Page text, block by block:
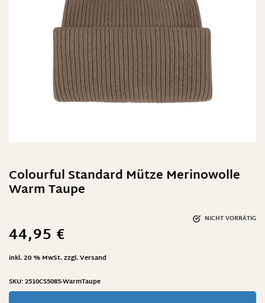
Colourful Standard Mütze Merinowolle
Warm Taupe
NICHT VORRÄTIG
44,95 €
inkl. 20 % MwSt.zzgl.Versand
SKU:2510CS5085-WarmTaupe